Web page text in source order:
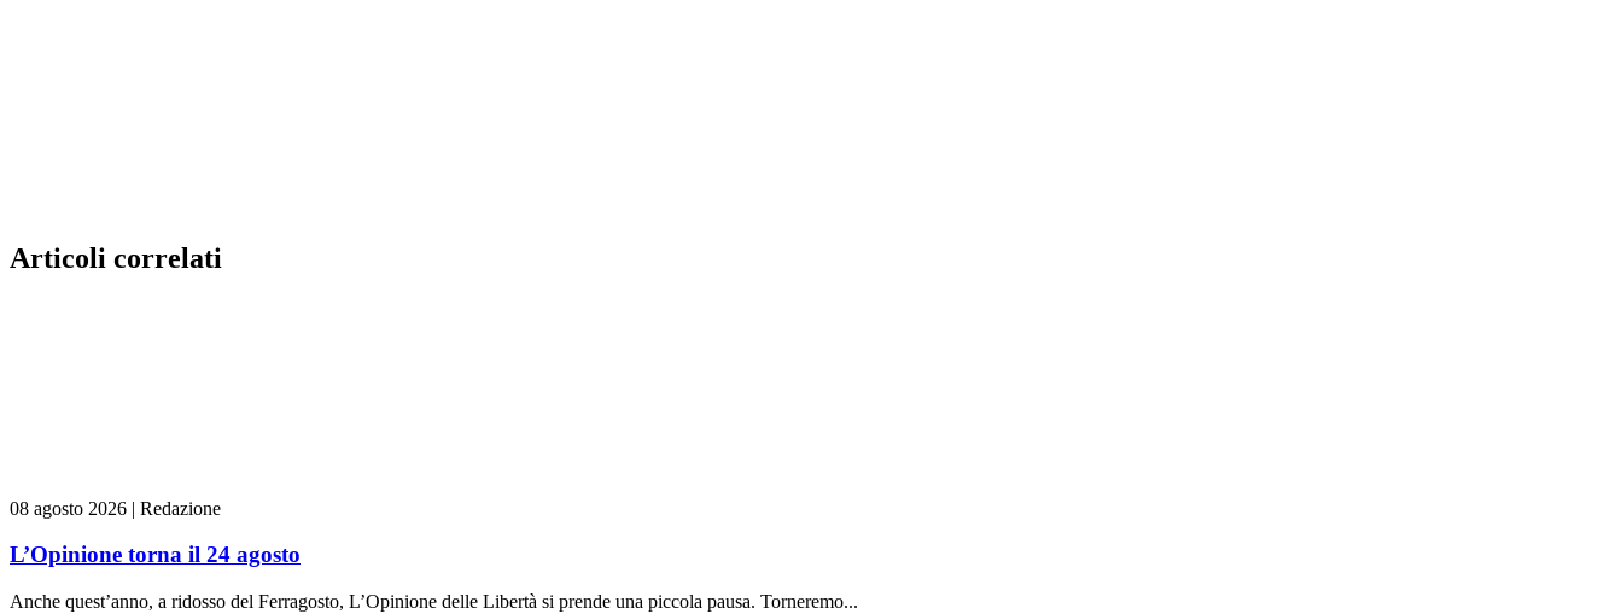
Articoli correlati
08 agosto 2026 | Redazione
L’Opinione torna il 24 agosto
Anche quest’anno, a ridosso del Ferragosto, L’Opinione delle Libertà si prende una piccola pausa. Torneremo...